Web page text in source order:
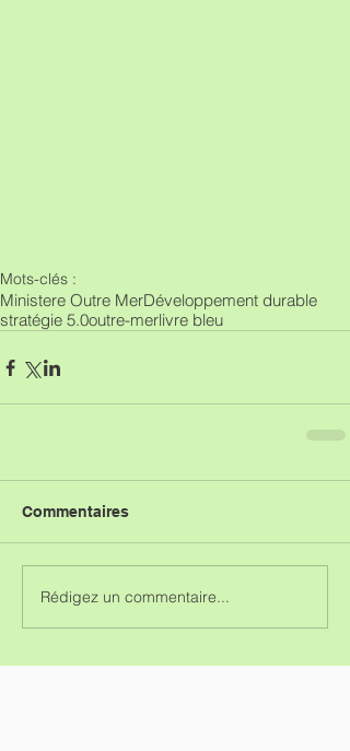
Mots-clés :
Ministere Outre MerDéveloppement durable
stratégie 5.0outre-merlivre bleu
Commentaires
Rédigez un commentaire...